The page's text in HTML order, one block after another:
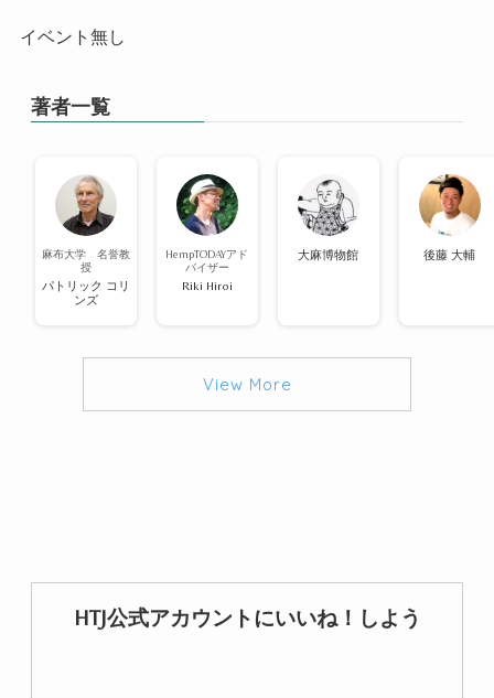
イベント無し
著者一覧
麻布大学 名誉教
授
パトリック コリ
ンズ
HempTODAYアド
バイザー
Riki Hiroi
大麻博物館 後藤 大輔
View More
HTJ公式アカウントにいいね！しよう